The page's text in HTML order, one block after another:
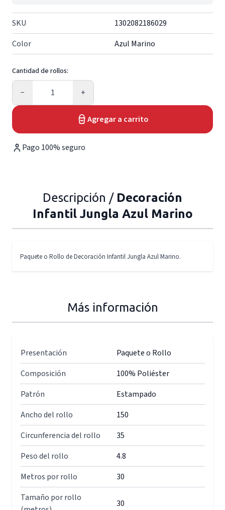
SKU
1302082186029
Color
Azul Marino
Cantidad de rollos:
−
Cantidad
+
Agregar a carrito
Pago 100% seguro
Descripción / Decoración
Infantil Jungla Azul Marino
Paquete o Rollo de Decoración Infantil Jungla Azul Marino.
Más información
Presentación
Paquete o Rollo
Composición
100% Poliéster
Patrón
Estampado
Ancho del rollo
150
Circunferencia del rollo
35
Peso del rollo
4.8
Metros por rollo
30
Tamaño por rollo
30